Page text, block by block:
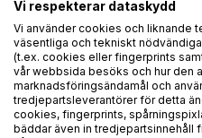
har brev hittats,
Läs berättelsen
- inte bara
Vi respekterar dataskydd
Vi använder cookies och liknande
väsentliga och tekniskt
(t.ex. cookies eller fingerprints
vår webbsida besöks och hur den
marknadsföringsändamål och
tredjepartsleverantörer för detta
cookies, fingerprints,
bäddar även in tredjepartsinnehåll